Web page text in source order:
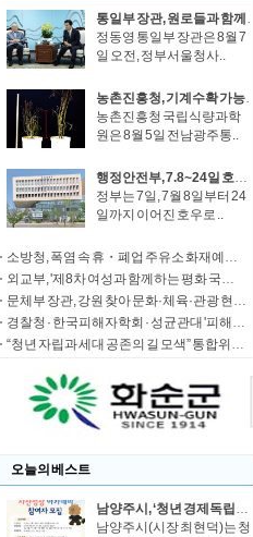
통일부 장관, 원로들과 함께 '한반도 평화공존 발전구상' 공감대 형성 방안 논의
정동영 통일부 장관은 8월 7
일 오전, 정부서울청사..
농촌진흥청, 기계수확 가능한 녹두 새 품종 '채흔' 현장 평가회
농촌진흥청 국립식량과학
원은 8월 5일 전남광주통..
행정안전부, 7.8~24일 호우 피해 특별재난지역 선포
정부는 7일, 7월 8일부터 24
일까지 이어진 호우로 ..
소방청, 폭염 속 휴・폐업 주유소 화재예방에 총력
외교부, '제8차 여성과 함께하는 평화 국제회의' 청년 서포터즈 모집
문체부 장관, 강원 찾아 문화·체육·관광 현장 소통 나서
경찰청 · 한국피해자학회 · 성균관대 '피해자 중심 사법개혁' 학술대회 개최
“청년 자립과 세대 공존의 길 모색” 통합위, '세대상생 자산 특별위원회' 출범
오늘의 베스트
남양주시, ‘청년 경제독립사관학교’ 첫걸음… 청년창업가 자산성장 아카데미 참여자 모집
남양주시(시장 최현덕)는 청